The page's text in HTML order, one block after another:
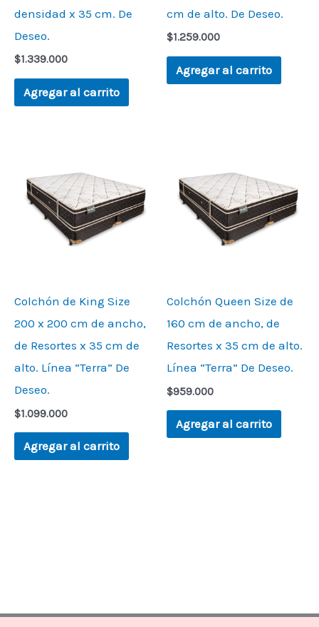
densidad x 35 cm. De
Deseo.
$1.339.000
Agregar al carrito
cm de alto. De Deseo.
$1.259.000
Agregar al carrito
Colchón de King Size
200 x 200 cm de ancho,
de Resortes x 35 cm de
alto. Línea “Terra” De
Deseo.
$1.099.000
Agregar al carrito
Colchón Queen Size de
160 cm de ancho, de
Resortes x 35 cm de alto.
Línea “Terra” De Deseo.
$959.000
Agregar al carrito